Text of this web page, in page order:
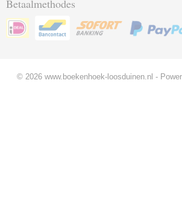
Betaalmethodes
© 2026 www.boekenhoek-loosduinen.nl -